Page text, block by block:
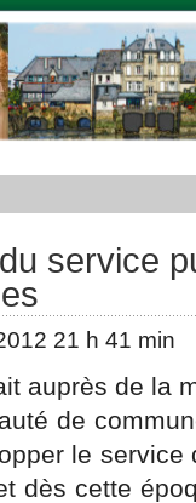
service
21 h 41 min
auprès de la
de
le service
dès cette